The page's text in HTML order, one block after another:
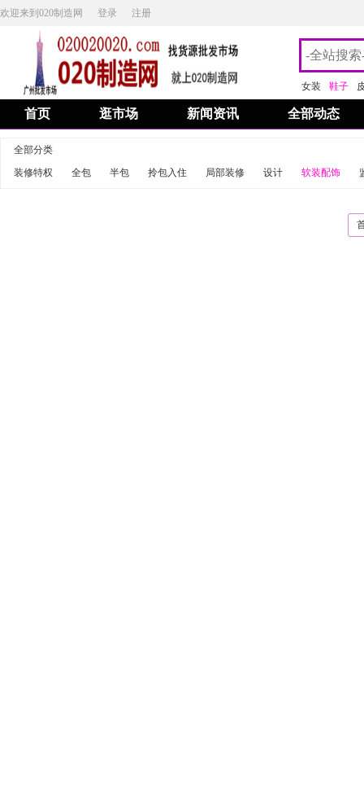
欢迎来到020制造网 登录 注册
女装 鞋子
首页 逛市场 新闻资讯 全部动态
全部分类
装修特权
全包 半包 拎包入住 局部装修 设计 软装配饰